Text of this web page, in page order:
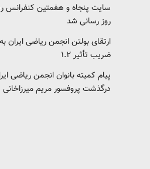
سایت پنجاه و هفمتین کنفرانس
روز رسانی شد
ضریب تأثیر ۱.۲
پیام کمیته بانوان انجمن ریاضی
درگذشت پروفسور مریم میرزاخانی